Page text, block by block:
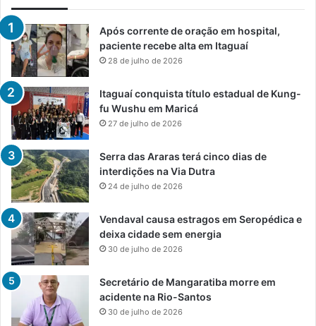
Após corrente de oração em hospital,
paciente recebe alta em Itaguaí
28 de julho de 2026
Itaguaí conquista título estadual de Kung-
fu Wushu em Maricá
27 de julho de 2026
Serra das Araras terá cinco dias de
interdições na Via Dutra
24 de julho de 2026
Vendaval causa estragos em Seropédica e
deixa cidade sem energia
30 de julho de 2026
Secretário de Mangaratiba morre em
acidente na Rio-Santos
30 de julho de 2026